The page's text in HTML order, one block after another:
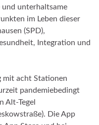
und unterhaltsame
im Leben dieser
(SPD),
Integration und
mit acht Stationen
pandemiebedingt
Alt-Tegel
Die App